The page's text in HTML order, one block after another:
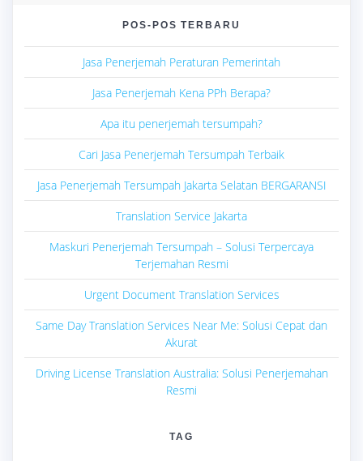
POS-POS TERBARU
Jasa Penerjemah Peraturan Pemerintah
Jasa Penerjemah Kena PPh Berapa?
Apa itu penerjemah tersumpah?
Cari Jasa Penerjemah Tersumpah Terbaik
Jasa Penerjemah Tersumpah Jakarta Selatan BERGARANSI
Translation Service Jakarta
Maskuri Penerjemah Tersumpah – Solusi Terpercaya
Terjemahan Resmi
Urgent Document Translation Services
Same Day Translation Services Near Me: Solusi Cepat dan
Akurat
Driving License Translation Australia: Solusi Penerjemahan
Resmi
TAG